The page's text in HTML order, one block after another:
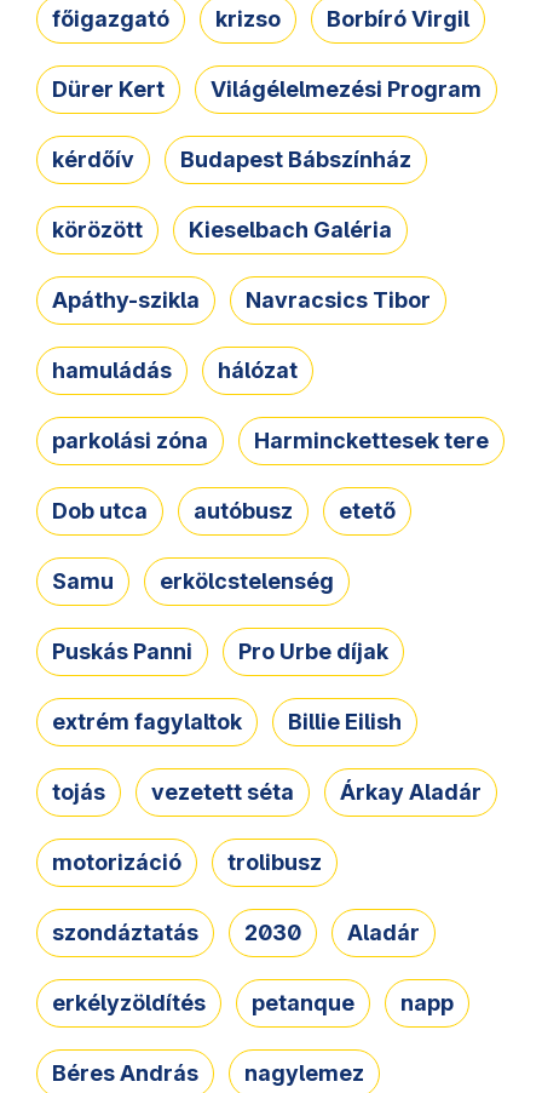
főigazgató krizso Borbíró Virgil
Dürer Kert Világélelmezési Program
kérdőív Budapest Bábszínház
körözött Kieselbach Galéria
Apáthy-szikla Navracsics Tibor
hamuládás hálózat
parkolási zóna Harminckettesek tere
Dob utca autóbusz etető
Samu erkölcstelenség
Puskás Panni Pro Urbe díjak
extrém fagylaltok Billie Eilish
tojás vezetett séta Árkay Aladár
motorizáció trolibusz
szondáztatás 2030 Aladár
erkélyzöldítés petanque napp
Béres András nagylemez